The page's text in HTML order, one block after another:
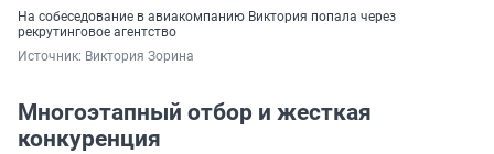
На собеседование в авиакомпанию Виктория попала через
рекрутинговое агентство
Источник: Виктория Зорина
Многоэтапный отбор и жесткая
конкуренция